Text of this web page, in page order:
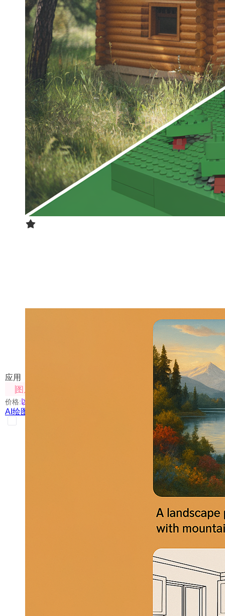
应用
图片处理
价格: 以具体使用的模型为准
AI绘图提示词专家